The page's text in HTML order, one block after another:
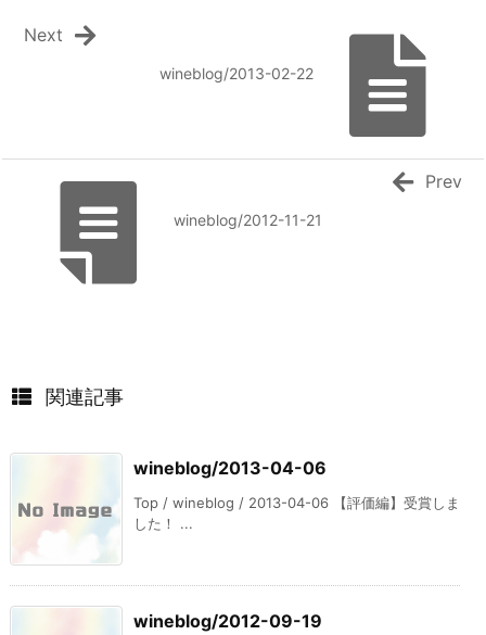
wineblog/2013-02-22
Next
wineblog/2012-11-21
Prev
関連記事
wineblog/2013-04-06
Top / wineblog / 2013-04-06 【評価編】受賞しま
した！ ...
wineblog/2012-09-19